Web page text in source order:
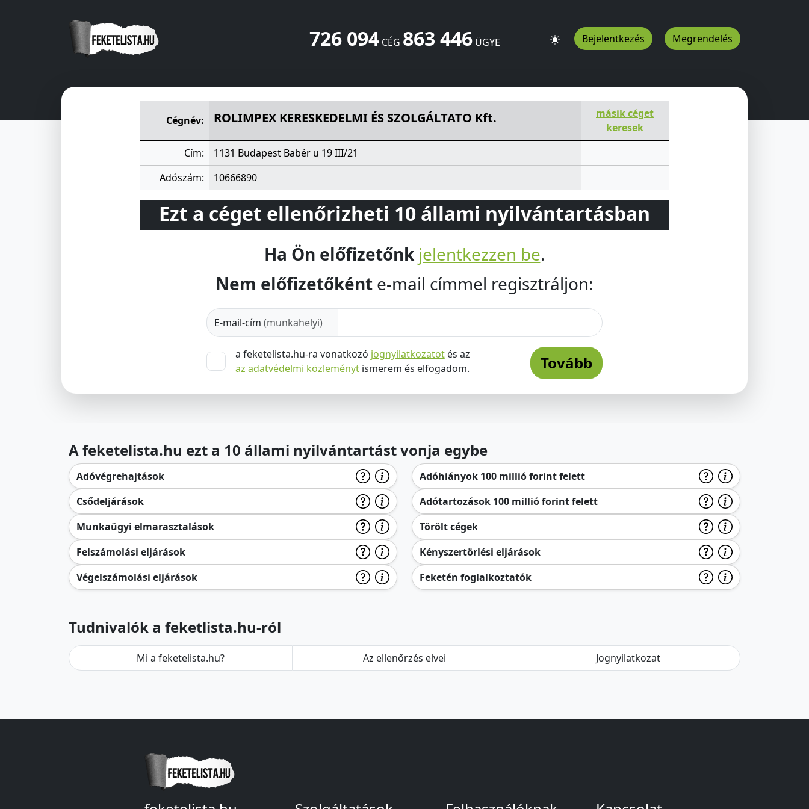
726 094CÉG 863 446ÜGYE Bejelentkezés Megrendelés
Cégnév:
ROLIMPEX KERESKEDELMI ÉS SZOLGÁLTATO Kft.
másik céget
keresek
Cím:
1131 Budapest Babér u 19 III/21
Adószám:
10666890
Ezt a céget ellenőrizheti 10 állami nyilvántartásban
Ha Ön előfizetőnk jelentkezzen be.
Nem előfizetőként e-mail címmel regisztráljon:
E-mail-cím (munkahelyi)
a feketelista.hu-ra vonatkozó jognyilatkozatotés az
az adatvédelmi közleménytismerem és elfogadom. Tovább
A feketelista.hu ezt a 10 állami nyilvántartást vonja egybe
Adóvégrehajtások
Csődeljárások
Munkaügyi elmarasztalások
Felszámolási eljárások
Végelszámolási eljárások
Adóhiányok 100 millió forint felett
Adótartozások 100 millió forint felett
Törölt cégek
Kényszertörlési eljárások
Feketén foglalkoztatók
Tudnivalók a feketlista.hu-ról
Mi a feketelista.hu? Az ellenőrzés elvei Jognyilatkozat